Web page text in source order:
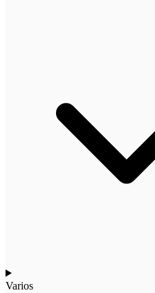
Varios